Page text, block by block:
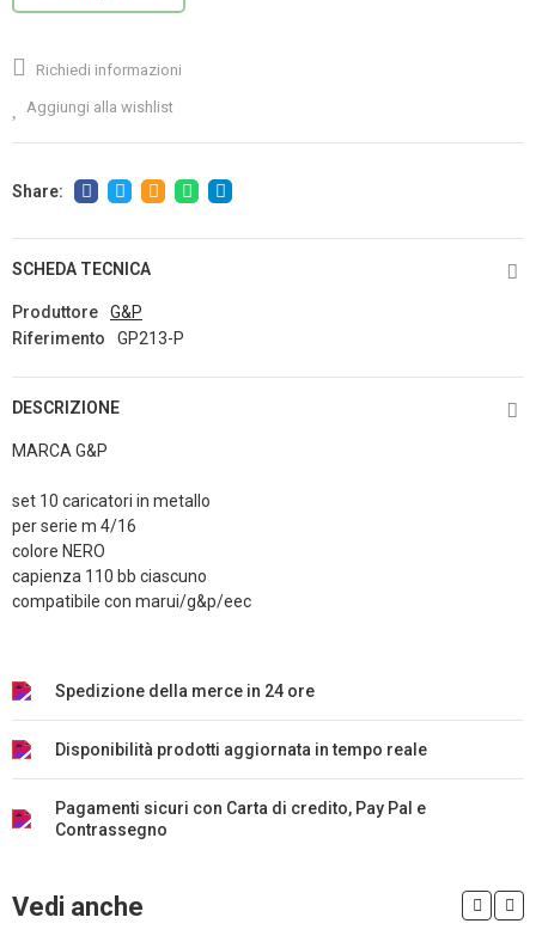
Richiedi informazioni
Aggiungi alla wishlist
SCHEDA TECNICA
Produttore
G&P
Riferimento
GP213-P
DESCRIZIONE
MARCA G&P
set 10 caricatori in metallo
per serie m 4/16
colore NERO
capienza 110 bb ciascuno
compatibile con marui/g&p/eec
Spedizione della merce in 24 ore
Disponibilità prodotti aggiornata in tempo reale
Pagamenti sicuri con Carta di credito, Pay Pal e
Contrassegno
Vedi anche